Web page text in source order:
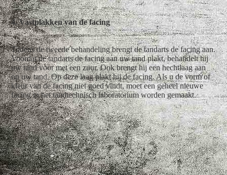
4. Vastplakken van de facing
Tijdens de tweede behandeling brengt de tandarts de facing aan.
Voordat de tandarts de facing aan uw tand plakt, behandelt hij
uw tand voor met een zuur. Ook brengt hij een hechtlaag aan
op uw tand. Op deze laag plakt hij de facing. Als u de vorm of
kleur van de facing niet goed vindt, moet een geheel nieuwe
facing in het tandtechnisch laboratorium worden gemaakt.